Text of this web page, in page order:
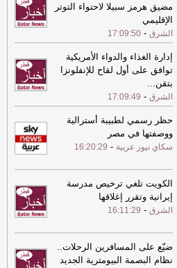
مضيق هرمز سبيلا لاحتواء التوتر
الإقليمي
الشرق -
17:09:50
إدارة الغذاء والدواء الأمريكية
توافق على أول لقاح للإنفلونزا
بتقن...
الشرق -
17:09:49
حظر رسمي لطبيبة أسترالية
ووصفتها في مصر
سكاي نيوز عربية -
16:20:29
الكويت تلغي ترخيص مدرسة
إيرانية وتقرر إغلاقها
الشرق -
16:11:29
ضيّع على المسافرين الرحلات..
نظام البصمة البيومترية الجديد